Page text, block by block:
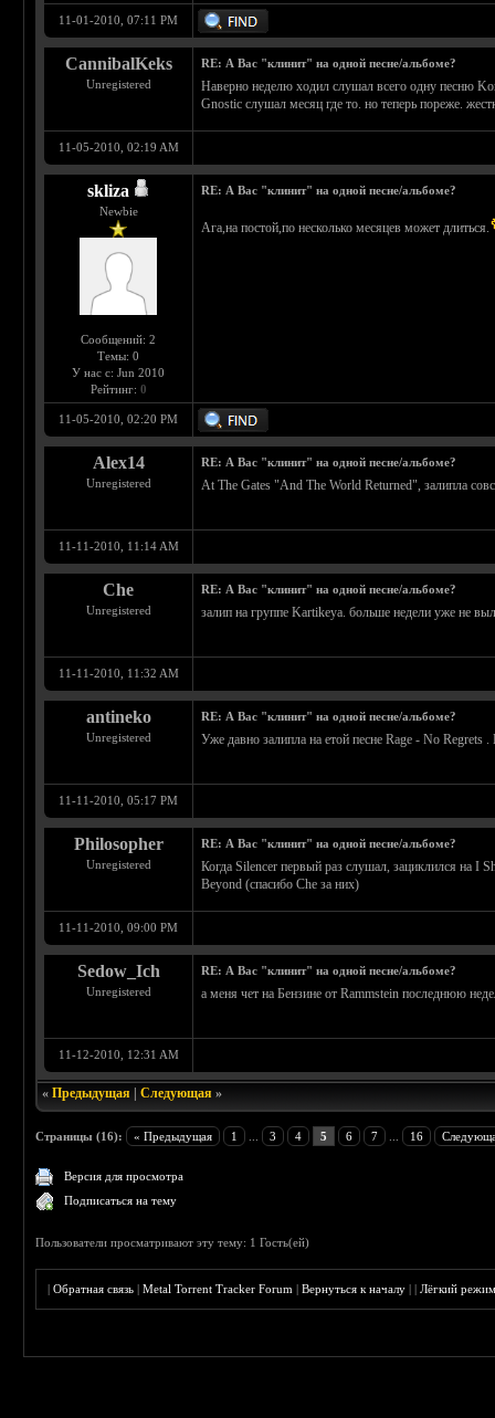
11-01-2010, 07:11 PM
CannibalKeks
Unregistered
RE: А Вас "клинит" на одной песне/альбоме?
Наверно неделю ходил слушал всего одну песню
Gnostic слушал месяц где то. но теперь пореже.
11-05-2010, 02:19 AM
skliza
Newbie
Сообщений: 2
Темы: 0
У нас с: Jun 2010
Рейтинг: 0
RE: А Вас "клинит" на одной песне/альбоме?
Ага,на постой,по несколько месяцев может длиться.
11-05-2010, 02:20 PM
Alex14
Unregistered
RE: А Вас "клинит" на одной песне/альбоме?
At The Gates "And The World Returned", залипла
11-11-2010, 11:14 AM
Che
Unregistered
RE: А Вас "клинит" на одной песне/альбоме?
залип на группе Kartikeya. больше недели уже не
11-11-2010, 11:32 AM
antineko
Unregistered
RE: А Вас "клинит" на одной песне/альбоме?
Уже давно залипла на етой песне Rage - No Regrets
11-11-2010, 05:17 PM
Philosopher
Unregistered
RE: А Вас "клинит" на одной песне/альбоме?
Когда Silencer первый раз слушал, зациклился на I
Beyond (спасибо Che за них)
11-11-2010, 09:00 PM
Sedow_Ich
Unregistered
RE: А Вас "клинит" на одной песне/альбоме?
а меня чет на Бензине от Rammstein последнюю
11-12-2010, 12:31 AM
«Предыдущая |Следующая »
Страницы (16): « Предыдущая 1 3 4 5 6 7 16
Версия для просмотра
Подписаться на тему
Пользователи просматривают эту тему: 1 Гость(ей)
|Обратная связь |Metal Torrent Tracker Forum |Вернуться к началу ||Лёгкий